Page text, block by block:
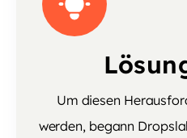
Um diesen
werden, begann